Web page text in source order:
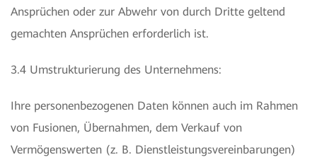
Ansprüchen oder zur Abwehr von durch Dritte geltend
gemachten Ansprüchen erforderlich ist.
3.4 Umstrukturierung des Unternehmens:
Ihre personenbezogenen Daten können auch im Rahmen
von Fusionen, Übernahmen, dem Verkauf von
Vermögenswerten (z. B. Dienstleistungsvereinbarungen)